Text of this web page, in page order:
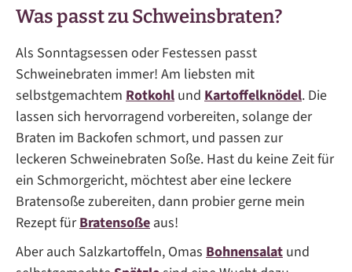
Was passt zu Schweinsbraten?
Als Sonntagsessen oder Festessen passt
Schweinebraten immer! Am liebsten mit
selbstgemachtem Rotkohl und Kartoffelknödel. Die
lassen sich hervorragend vorbereiten, solange der
Braten im Backofen schmort, und passen zur
leckeren Schweinebraten Soße. Hast du keine Zeit für
ein Schmorgericht, möchtest aber eine leckere
Bratensoße zubereiten, dann probier gerne mein
Rezept fürBratensoße aus!
Aber auch Salzkartoffeln, Omas Bohnensalat und